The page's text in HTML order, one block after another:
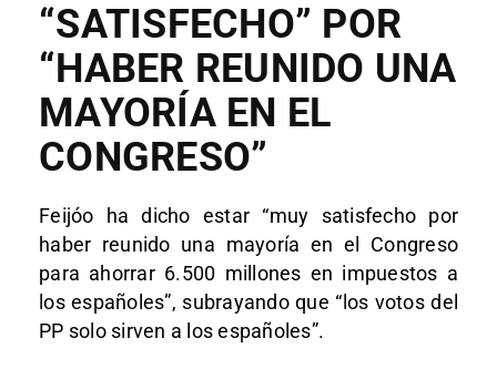
“SATISFECHO” POR
“HABER REUNIDO UNA
MAYORÍA EN EL
CONGRESO”
Feijóo ha dicho estar “muy satisfecho por
haber reunido una mayoría en el Congreso
para ahorrar 6.500 millones en impuestos a
los españoles”, subrayando que “los votos del
PP solo sirven a los españoles”.